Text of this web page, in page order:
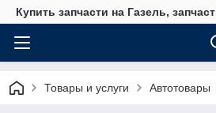
Купить запчасти на Газель,
Товары и услуги Автотовары